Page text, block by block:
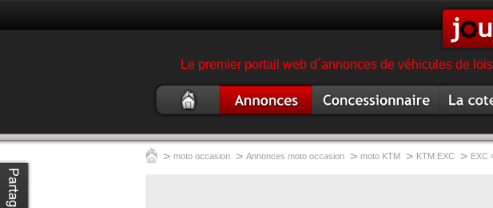
Le premier portail web d´annonces de véhicules de
occasion
garage magasin moto
> moto occasion > Annonces moto occasion > moto KTM > KTM EXC > EXC